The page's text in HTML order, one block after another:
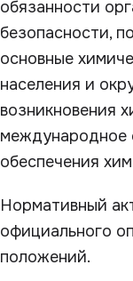
обязанности
безопасности,
основные
населения и
возникновения
международное
обеспечения
Нормативный
официального
положений.